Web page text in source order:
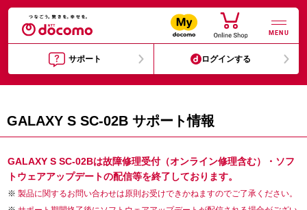
MENU
サポート ログインする
GALAXY S SC-02B サポート情報
GALAXY S SC-02Bは故障修理受付（オンライン修理含む）・ソフ
トウェアアップデートの配信等を終了しております。
製品に関するお問い合わせは原則お受けできかねますのでご了承ください。